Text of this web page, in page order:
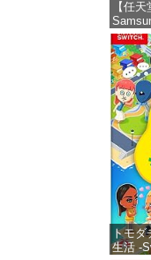
【任
256GB
ムスン
カード
限定特
トモ
生活 -